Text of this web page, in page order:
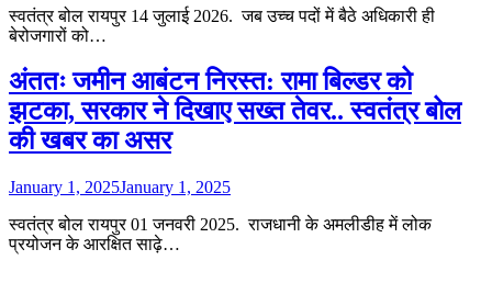
स्वतंत्र बोल रायपुर 14 जुलाई 2026. जब उच्च पदों में बैठे अधिकारी ही
बेरोजगारों को…
अंततः जमीन आबंटन निरस्त: रामा बिल्डर को
झटका, सरकार ने दिखाए सख्त तेवर.. स्वतंत्र बोल
की खबर का असर
January 1, 2025January 1, 2025
स्वतंत्र बोल रायपुर 01 जनवरी 2025. राजधानी के अमलीडीह में लोक
प्रयोजन के आरक्षित साढ़े…